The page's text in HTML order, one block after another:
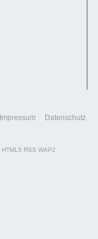
Impressum Datenschutz
HTML5 RSS WAP2